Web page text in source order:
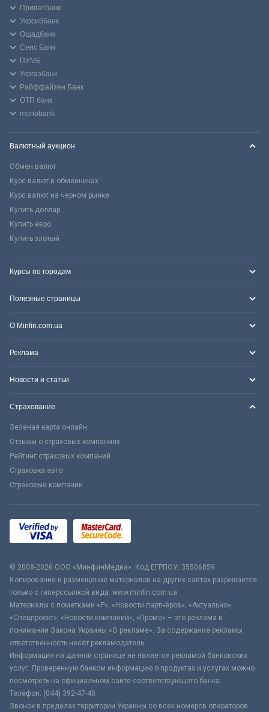
Приватбанк
Укрсиббанк
Ощадбанк
Сенс Банк
ПУМБ
Укргазбанк
Райффайзен Банк
ОТП банк
monobank
Валютный аукцион
Обмен валют
Курс валют в обменниках
Курс валют на черном рынке
Купить доллар
Купить евро
Купить злотый
Курсы по городам
Полезные страницы
О Minfin.com.ua
Реклама
Новости и статьи
Страхование
Зеленая карта онлайн
Отзывы о страховых компаниях
Рейтинг страховых компаний
Страховка авто
Страховые компании
© 2008-2026 ООО «МинфинМедиа». Код ЕГРПОУ: 35506859
Копирование и размещение материалов на других сайтах разрешается
только с гиперссылкой вида: www.minfin.com.ua
Материалы с пометками «Р», «Новости партнёров», «Актуально»,
«Спецпроект», «Новости компаний», «Промо» – это реклама в
понимании Закона Украины «О рекламе». За содержание рекламы
ответственность несёт рекламодатель.
Информация на данной странице не является рекламой банковских
услуг. Проверенную банком информацию о продуктах и услугах можно
посмотреть на официальном сайте соответствующего банка.
Телефон: (044) 392-47-40
Звонок в пределах территории Украины со всех номеров операторов